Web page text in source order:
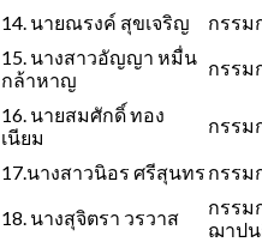
14. นายณรงค์ สุขเจริญ
กรรม
15. นางสาวอัญญา หมื่น
กล้าหาญ
กรรม
16. นายสมศักดิ์ ทอง
เนียม
กรรม
17.นางสาวนิอร ศรีสุนทร กรรม
18. นางสุจิตรา วรวาส
กรรม
ฌาปน